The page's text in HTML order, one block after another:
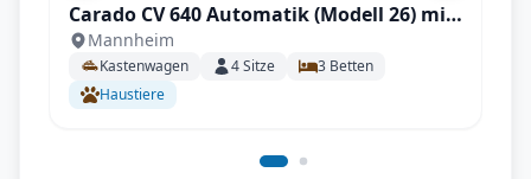
Carado CV 640 Automatik (Modell 26) mit
Längstbetten, Fahrradträger
Mannheim
Kastenwagen 4Sitze 3 Betten
Haustiere